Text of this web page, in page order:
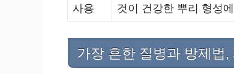
사용
것이 건강한 뿌리 형성
가장 흔한 질병과 방제법,